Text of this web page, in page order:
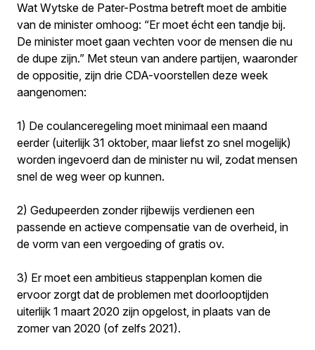
Wat Wytske de Pater-Postma betreft moet de ambitie
van de minister omhoog: “Er moet écht een tandje bij.
De minister moet gaan vechten voor de mensen die nu
de dupe zijn.” Met steun van andere partijen, waaronder
de oppositie, zijn drie CDA-voorstellen deze week
aangenomen:
1) De coulanceregeling moet minimaal een maand
eerder (uiterlijk 31 oktober, maar liefst zo snel mogelijk)
worden ingevoerd dan de minister nu wil, zodat mensen
snel de weg weer op kunnen.
2) Gedupeerden zonder rijbewijs verdienen een
passende en actieve compensatie van de overheid, in
de vorm van een vergoeding of gratis ov.
3) Er moet een ambitieus stappenplan komen die
ervoor zorgt dat de problemen met doorlooptijden
uiterlijk 1 maart 2020 zijn opgelost, in plaats van de
zomer van 2020 (of zelfs 2021).